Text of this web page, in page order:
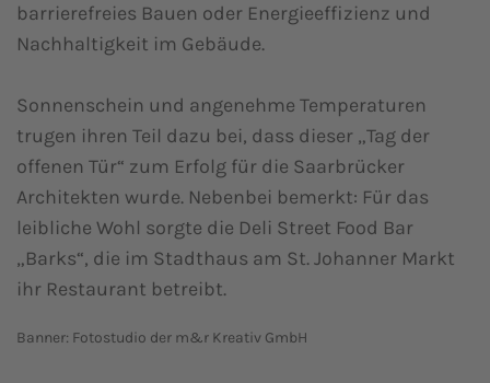
barrierefreies Bauen oder Energieeffizienz und
Nachhaltigkeit im Gebäude.
Sonnenschein und angenehme Temperaturen
trugen ihren Teil dazu bei, dass dieser „Tag der
offenen Tür“ zum Erfolg für die Saarbrücker
Architekten wurde. Nebenbei bemerkt: Für das
leibliche Wohl sorgte die Deli Street Food Bar
„Barks“, die im Stadthaus am St. Johanner Markt
ihr Restaurant betreibt.
Banner: Fotostudio der m&r Kreativ GmbH